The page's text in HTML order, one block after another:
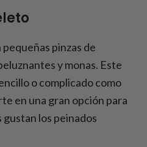
pinzas de
y monas. Este
o complicado como
en una gran opción para
gustan los peinados